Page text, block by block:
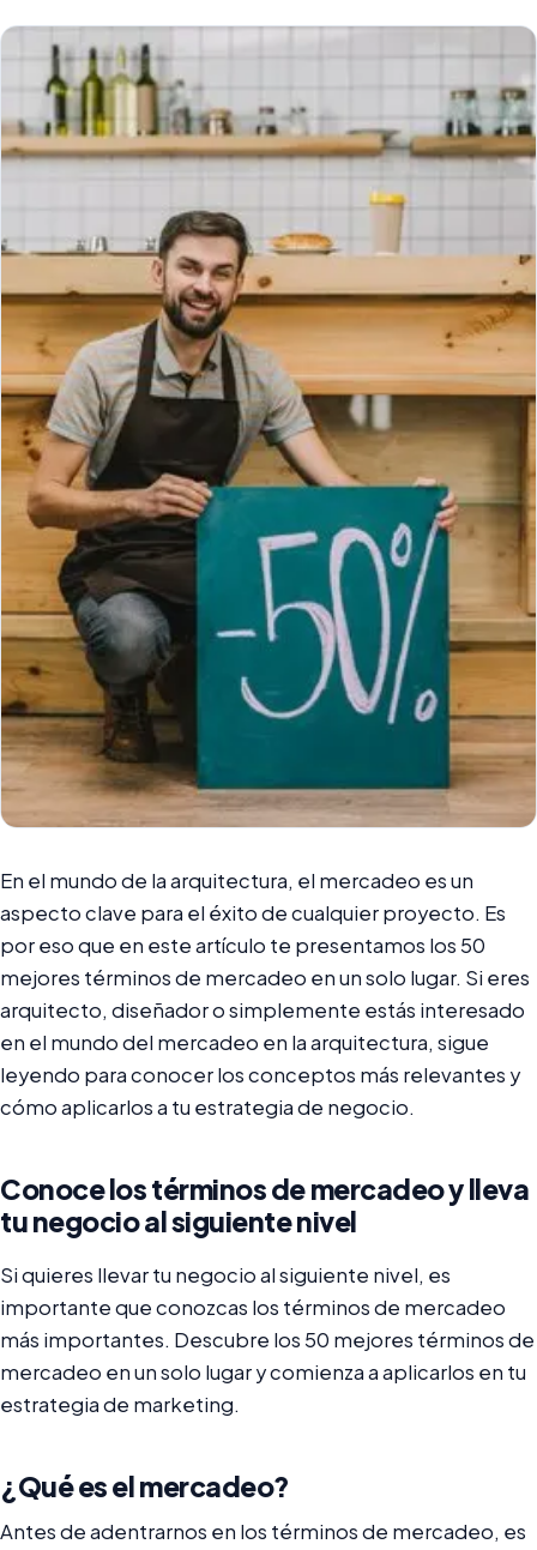
En el mundo de la arquitectura, el mercadeo es un
aspecto clave para el éxito de cualquier proyecto. Es
por eso que en este artículo te presentamos los 50
mejores términos de mercadeo en un solo lugar. Si eres
arquitecto, diseñador o simplemente estás interesado
en el mundo del mercadeo en la arquitectura, sigue
leyendo para conocer los conceptos más relevantes y
cómo aplicarlos a tu estrategia de negocio.
Conoce los términos de mercadeo y lleva
tu negocio al siguiente nivel
Si quieres llevar tu negocio al siguiente nivel, es
importante que conozcas los términos de mercadeo
más importantes. Descubre los 50 mejores términos de
mercadeo en un solo lugar y comienza a aplicarlos en tu
estrategia de marketing.
¿Qué es el mercadeo?
Antes de adentrarnos en los términos de mercadeo, es